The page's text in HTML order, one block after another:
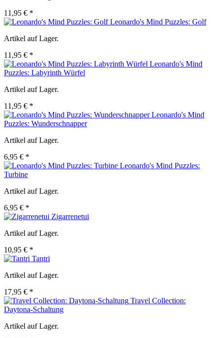
11,95 € *
Leonardo's Mind Puzzles: Golf
Artikel auf Lager.
11,95 € *
Leonardo's Mind
Puzzles: Labyrinth Würfel
Artikel auf Lager.
11,95 € *
Leonardo's Mind
Puzzles: Wunderschnapper
Artikel auf Lager.
6,95 € *
Leonardo's Mind Puzzles:
Turbine
Artikel auf Lager.
6,95 € *
Zigarrenetui
Artikel auf Lager.
10,95 € *
Tantri
Artikel auf Lager.
17,95 € *
Travel Collection:
Daytona-Schaltung
Artikel auf Lager.